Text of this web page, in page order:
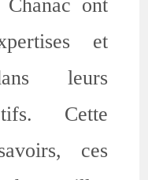
ont
et
leurs
Cette
ces